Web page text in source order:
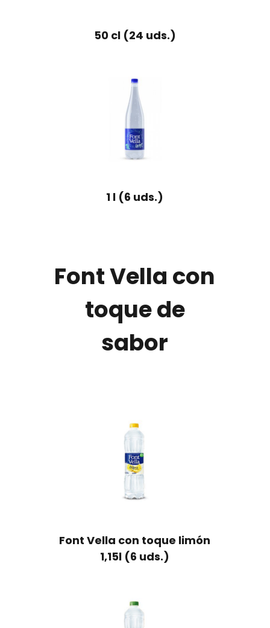
50 cl (24 uds.)
1 l (6 uds.)
Font Vella con
toque de
sabor
Font Vella con toque limón
1,15l (6 uds.)